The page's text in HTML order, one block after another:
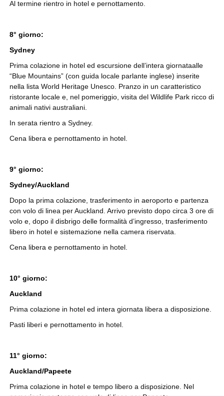
Al termine rientro in hotel e pernottamento.
8° giorno:
Sydney
Prima colazione in hotel ed escursione dell’intera giornataalle
“Blue Mountains” (con guida locale parlante inglese) inserite
nella lista World Heritage Unesco. Pranzo in un caratteristico
ristorante locale e, nel pomeriggio, visita del Wildlife Park ricco di
animali nativi australiani.
In serata rientro a Sydney.
Cena libera e pernottamento in hotel.
9° giorno:
Sydney/Auckland
Dopo la prima colazione, trasferimento in aeroporto e partenza
con volo di linea per Auckland. Arrivo previsto dopo circa 3 ore di
volo e, dopo il disbrigo delle formalità d’ingresso, trasferimento
libero in hotel e sistemazione nella camera riservata.
Cena libera e pernottamento in hotel.
10° giorno:
Auckland
Prima colazione in hotel ed intera giornata libera a disposizione.
Pasti liberi e pernottamento in hotel.
11° giorno:
Auckland/Papeete
Prima colazione in hotel e tempo libero a disposizione. Nel